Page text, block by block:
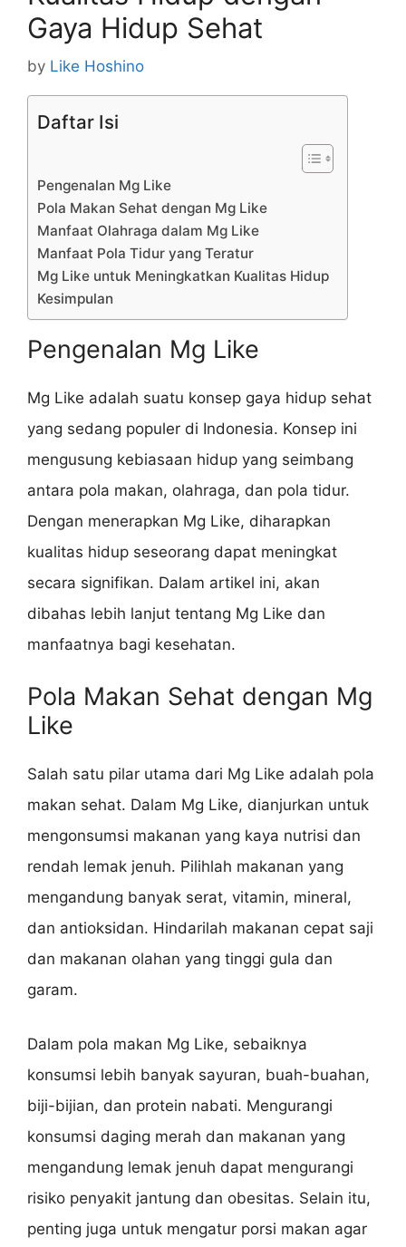
Gaya Hidup Sehat
by Like Hoshino
Daftar Isi
Pengenalan Mg Like
Pola Makan Sehat dengan Mg Like
Manfaat Olahraga dalam Mg Like
Manfaat Pola Tidur yang Teratur
Mg Like untuk Meningkatkan Kualitas Hidup
Kesimpulan
Pengenalan Mg Like
Mg Like adalah suatu konsep gaya hidup sehat
yang sedang populer di Indonesia. Konsep ini
mengusung kebiasaan hidup yang seimbang
antara pola makan, olahraga, dan pola tidur.
Dengan menerapkan Mg Like, diharapkan
kualitas hidup seseorang dapat meningkat
secara signifikan. Dalam artikel ini, akan
dibahas lebih lanjut tentang Mg Like dan
manfaatnya bagi kesehatan.
Pola Makan Sehat dengan Mg
Like
Salah satu pilar utama dari Mg Like adalah pola
makan sehat. Dalam Mg Like, dianjurkan untuk
mengonsumsi makanan yang kaya nutrisi dan
rendah lemak jenuh. Pilihlah makanan yang
mengandung banyak serat, vitamin, mineral,
dan antioksidan. Hindarilah makanan cepat saji
dan makanan olahan yang tinggi gula dan
garam.
Dalam pola makan Mg Like, sebaiknya
konsumsi lebih banyak sayuran, buah-buahan,
biji-bijian, dan protein nabati. Mengurangi
konsumsi daging merah dan makanan yang
mengandung lemak jenuh dapat mengurangi
risiko penyakit jantung dan obesitas. Selain itu,
penting juga untuk mengatur porsi makan agar